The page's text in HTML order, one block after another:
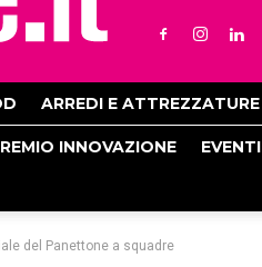
ARREDI E ATTREZZATURE
INNOVAZIONE EVENTI
del Panettone a squadre